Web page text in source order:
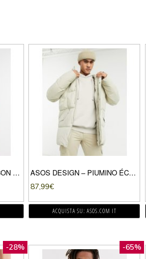
ASOS DESIGN – FELPA CON CAPPUCCIO OVERSIZE IN COTONE ORGANICO ROSA IN COORDINATO ASOS DESIGN – PIUMINO ÉCRU-CREMA
87,99€
ACQUISTA SU: ASOS.COM IT
-28% -65%